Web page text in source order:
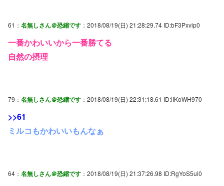
61： 名無しさん＠恐縮です ：2018/08/19(日) 21:28:29.74 ID:bF3Pxvip0
一番かわいいから一番勝てる
自然の摂理
79： 名無しさん＠恐縮です ：2018/08/19(日) 22:31:18.61 ID:lIKoWH970
>>61
ミルコもかわいいもんなぁ
64： 名無しさん＠恐縮です ：2018/08/19(日) 21:37:26.98 ID:RgYoS5ui0